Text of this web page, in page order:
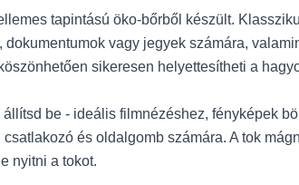
tapintású öko-bőrből készült.
vagy jegyek számára,
sikeresen helyettesítheti a
be - ideális filmnézéshez, fényképek
és oldalgomb számára. A tok
nyitni a tokot.